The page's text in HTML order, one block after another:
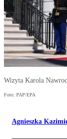
Wizyta Karola
Foto: PAP/EPA
Agnieszka